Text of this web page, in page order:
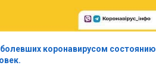
коронавирусом состоянию